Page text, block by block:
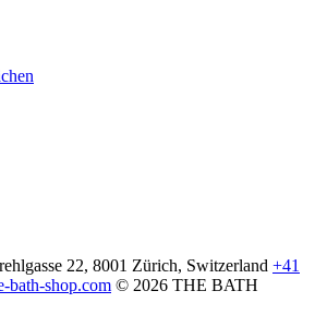
22, 8001 Zürich, Switzerland +41
bath-shop.com © 2026 THE BATH